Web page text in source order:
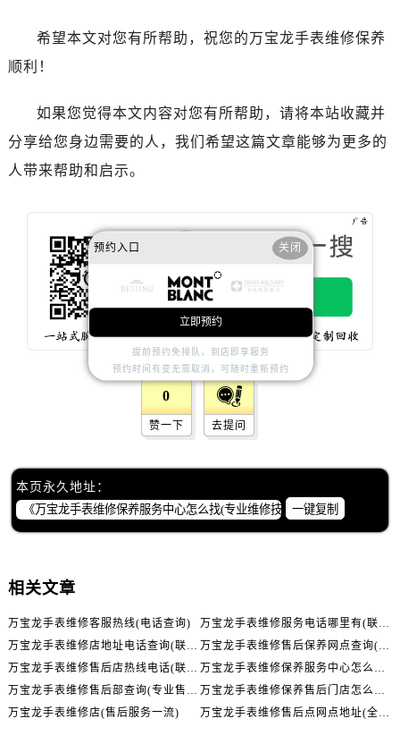
山西省晋城市城区黄华街万国售后服务中心（需提前预约）
山西省吕梁市离石区永宁中路与建设街交叉口万国售后服务中心（需提前预约）
山西省长治市潞州区英雄中路万国售后服务中心（需提前预约）
安徽省黄山市屯溪区黄山西路万国售后服务中心（需提前预约）
安徽省六安市金安区解放中路万国售后服务中心（需提前预约）
希望本文对您有所帮助，祝您的万宝龙手表维修保养
顺利！
如果您觉得本文内容对您有所帮助，请将本站收藏并
分享给您身边需要的人，我们希望这篇文章能够为更多的
人带来帮助和启示。
0
赞一下 去提问
本页永久地址：
一键复制
相关文章
万宝龙手表维修客服热线(电话查询)
万宝龙手表维修服务电话哪里有(联系方式)
万宝龙手表维修店地址电话查询(联系方式)
万宝龙手表维修售后保养网点查询(专业维修服务)
万宝龙手表维修售后店热线电话(联系方式)
万宝龙手表维修保养服务中心怎么找(专业维修技术团队)
万宝龙手表维修售后部查询(专业售后服务)
万宝龙手表维修保养售后门店怎么找(省时省力)
万宝龙手表维修店(售后服务一流)
万宝龙手表维修售后点网点地址(全国售后服务网点查询)
预约入口 关闭
立即预约
提前预约免排队，到店即享服务
预约时间有变无需取消，可随时重新预约